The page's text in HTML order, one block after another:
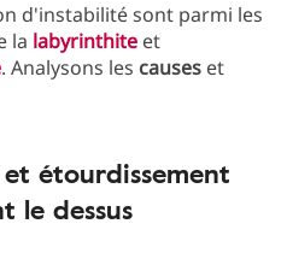
d'instabilité sont parmi les
la labyrinthite et
. Analysons les causes et
étourdissement
le dessus